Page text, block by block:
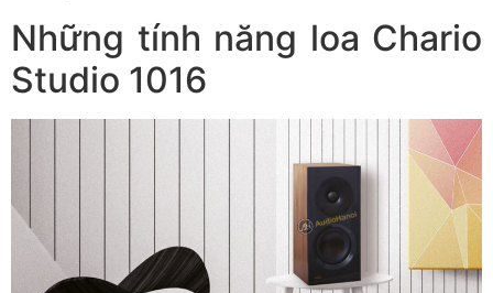
Những tính năng loa Chario
Studio 1016